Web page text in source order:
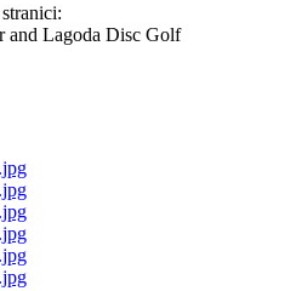
and Lagoda Disc Golf